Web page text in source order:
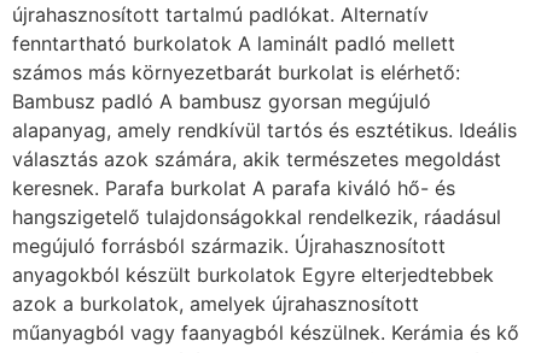
újrahasznosított tartalmú padlókat. Alternatív
fenntartható burkolatok A laminált padló mellett
számos más környezetbarát burkolat is elérhető:
Bambusz padló A bambusz gyorsan megújuló
alapanyag, amely rendkívül tartós és esztétikus. Ideális
választás azok számára, akik természetes megoldást
keresnek. Parafa burkolat A parafa kiváló hő- és
hangszigetelő tulajdonságokkal rendelkezik, ráadásul
megújuló forrásból származik. Újrahasznosított
anyagokból készült burkolatok Egyre elterjedtebbek
azok a burkolatok, amelyek újrahasznosított
műanyagból vagy faanyagból készülnek. Kerámia és kő